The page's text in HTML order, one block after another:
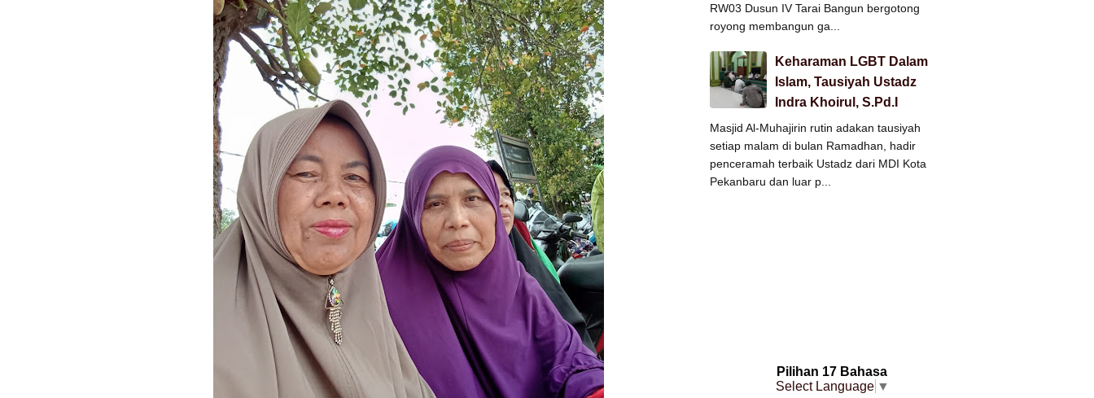
RW03 Dusun IV Tarai Bangun bergotong
royong membangun ga...
Keharaman LGBT Dalam
Islam, Tausiyah Ustadz
Indra Khoirul, S.Pd.I
Masjid Al-Muhajirin rutin adakan tausiyah
setiap malam di bulan Ramadhan, hadir
penceramah terbaik Ustadz dari MDI Kota
Pekanbaru dan luar p...
Pilihan 17 Bahasa
Select Language ▼